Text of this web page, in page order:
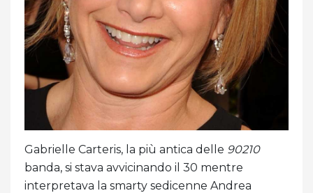
Gabrielle Carteris, la più antica delle 90210
banda, si stava avvicinando il 30 mentre
interpretava la smarty sedicenne Andrea